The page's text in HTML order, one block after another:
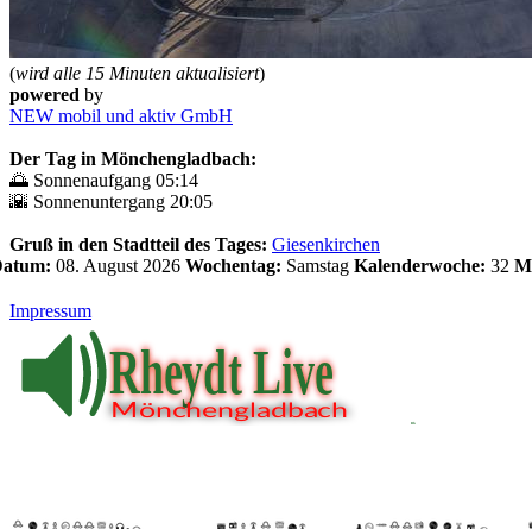
(wird alle 15 Minuten aktualisiert)
powered by
NEW mobil und aktiv GmbH
Der Tag in Mönchengladbach:
🌅 Sonnenaufgang 05:14
🌇 Sonnenuntergang 20:05
Gruß in den Stadtteil des Tages: Giesenkirchen
08. August 2026 Wochentag: Samstag Kalenderwoche: 32
Impressum